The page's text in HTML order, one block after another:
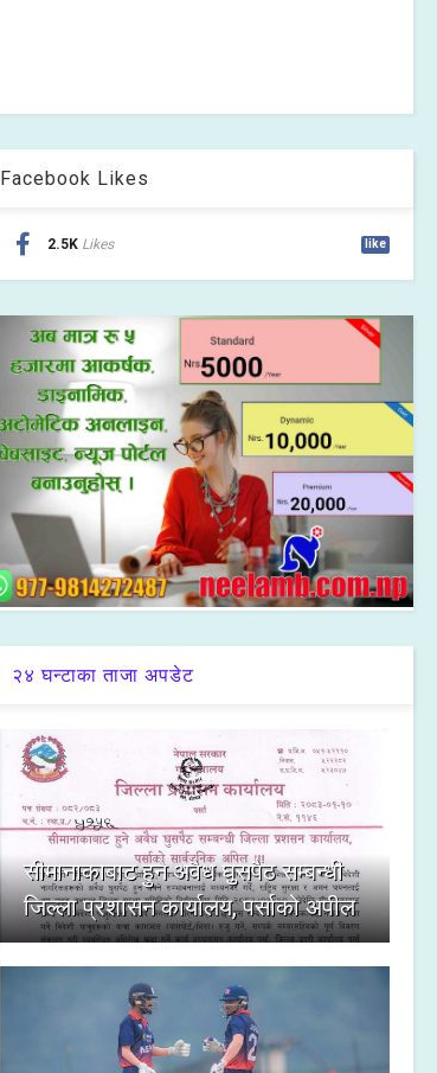
Facebook Likes
2.5K Likes like
२४ घन्टाका ताजा अपडेट
सीमानाकाबाट हुने अवैध घुसपैठ सम्बन्धी
जिल्ला प्रशासन कार्यालय, पर्साको अपील